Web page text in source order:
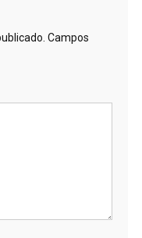
Campos